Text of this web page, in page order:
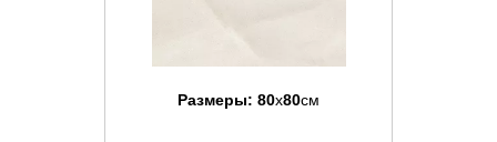
Размеры: 80x80см